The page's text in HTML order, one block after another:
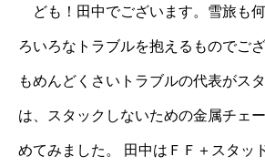
ども！田中でございます。雪旅も
ろいろなトラブルを抱えるものでご
もめんどくさいトラブルの代表がス
は、スタックしないための金属チェ
めてみました。 田中はＦＦ＋スタッ